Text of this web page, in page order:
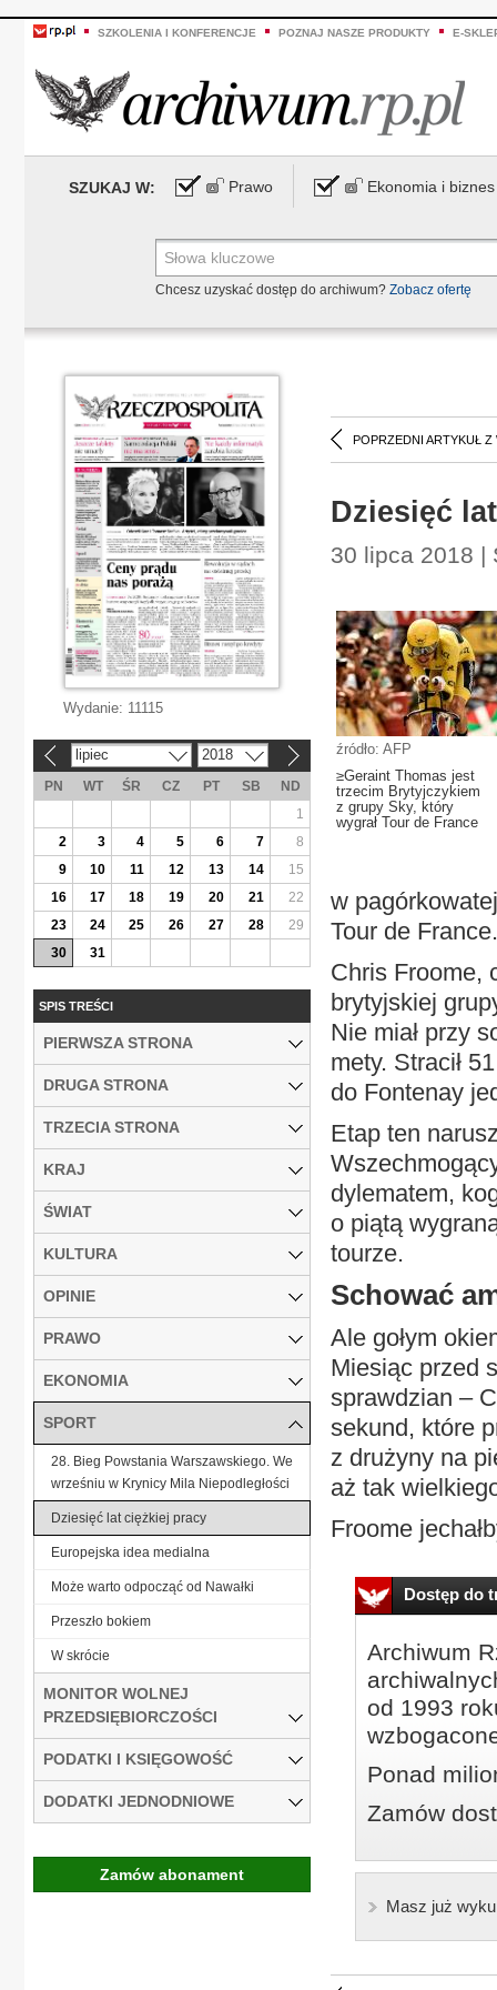
SZKOLENIA I KONFERENCJE POZNAJ NASZE PRODUKTY E-
SZUKAJ W: Prawo Ekonomia i biznes
Chcesz uzyskać dostęp do archiwum? Zobacz ofertę
POPRZEDNI ARTYKUŁ Z
Dziesięć
30 lipca 2018 |
źródło: AFP
≥Geraint Thomas jest
trzecim Brytyjczykiem
z grupy Sky, który
wygrał Tour de France
w
Tour de France.
Chris Froome,
brytyjskiej
Nie miał przy
mety. Stracił
do Fontenay
Etap ten
dylematem,
o piątą
tourze.
Schować
Ale gołym
Miesiąc przed
sprawdzian –
sekund, które
z drużyny na
aż tak
Froome
Dostęp do
Archiwum
od 1993
Ponad
Zamów
Masz już
Wydanie: 11115
lipiec 2018
PN WT ŚR CZ PT SB
ND
1
2
3 4 5 6 7
8
9
10 11 12 13 14
15
16
17 18 19 20 21
22
23
24 25 26 27 28
29
30
31
SPIS TREŚCI
PIERWSZA STRONA
DRUGA STRONA
TRZECIA STRONA
KRAJ
ŚWIAT
KULTURA
OPINIE
PRAWO
EKONOMIA
SPORT
28. Bieg Powstania Warszawskiego. We
wrześniu w Krynicy Mila Niepodległości
Dziesięć lat ciężkiej pracy
Europejska idea medialna
Może warto odpocząć od Nawałki
Przeszło bokiem
W skrócie
MONITOR WOLNEJ
PRZEDSIĘBIORCZOŚCI
PODATKI I KSIĘGOWOŚĆ
DODATKI JEDNODNIOWE
Zamów abonament